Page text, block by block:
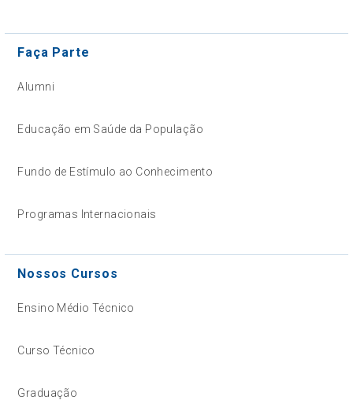
Faça Parte
Alumni
Educação em Saúde da População
Fundo de Estímulo ao Conhecimento
Programas Internacionais
Nossos Cursos
Ensino Médio Técnico
Curso Técnico
Graduação